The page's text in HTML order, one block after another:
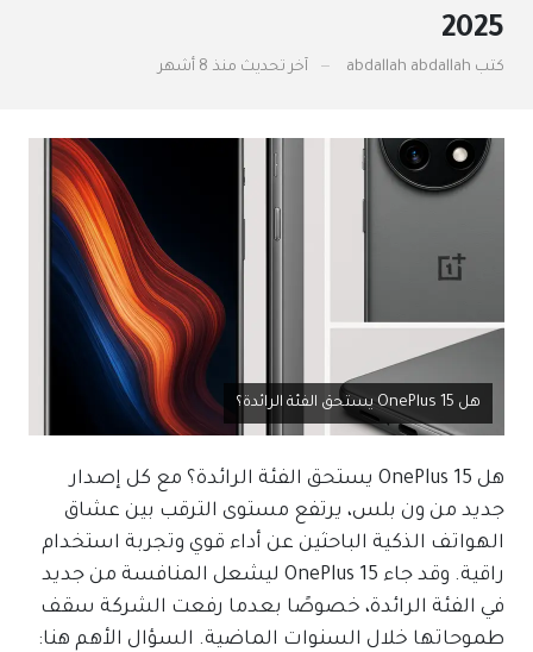
2025
كتب abdallah abdallah آخر تحديث منذ 8 أشهر
هل OnePlus 15 يستحق الفئة الرائدة؟
هل OnePlus 15 يستحق الفئة الرائدة؟ مع كل إصدار
جديد من ون بلس، يرتفع مستوى الترقب بين عشاق
الهواتف الذكية الباحثين عن أداء قوي وتجربة استخدام
راقية. وقد جاء OnePlus 15 ليشعل المنافسة من جديد
في الفئة الرائدة، خصوصًا بعدما رفعت الشركة سقف
طموحاتها خلال السنوات الماضية. السؤال الأهم هنا: